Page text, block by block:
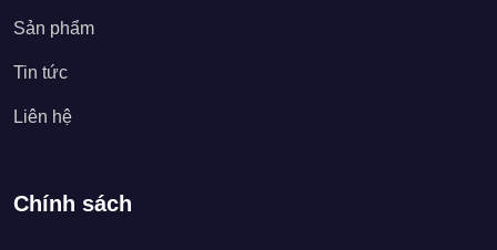
Sản phẩm
Tin tức
Liên hệ
Chính sách